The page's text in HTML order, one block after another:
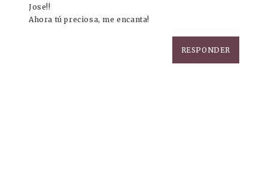
Jose!!
Ahora tú preciosa, me encanta!
RESPONDER